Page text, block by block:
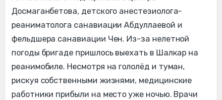
Досмаганбетова, детского анестезиолога-
реаниматолога санавиации Абдуллаевой и
фельдшера санавиации Чен. Из-за нелетной
погоды бригаде пришлось выехать в Шалкар на
реанимобиле. Несмотря на гололёд и туман,
рискуя собственными жизнями, медицинские
работники прибыли на место уже ночью. Врачи